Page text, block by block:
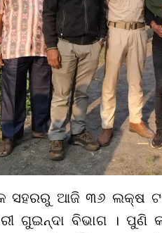
ସହରରୁ ଆଜି ୩୬ ଲକ୍ଷ
ଗୁଇନ୍ଦା ବିଭାଗ । ପୁଣି